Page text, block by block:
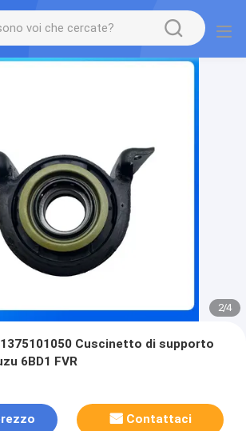
2/4
Cuscinetto di supporto
6BD1 FVR
Contattaci